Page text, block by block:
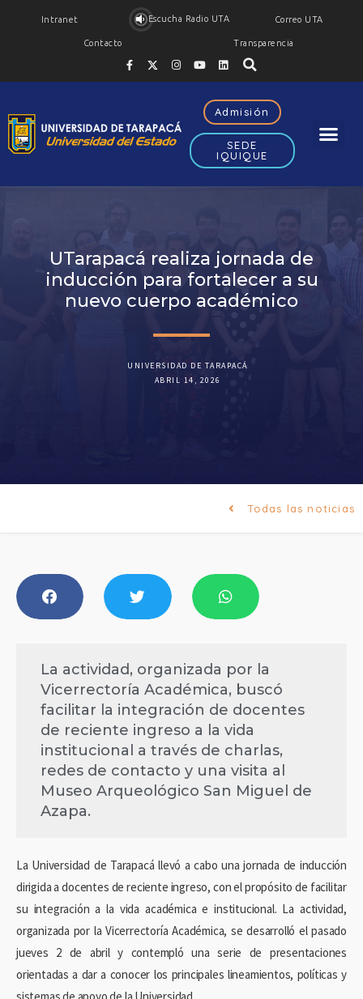
Intranet Escucha Radio UTA Correo UTA
Contacto Transparencia
Admisión
SEDE
IQUIQUE
UTarapacá realiza jornada de
inducción para fortalecer a su
nuevo cuerpo académico
UNIVERSIDAD DE TARAPACÁ
ABRIL 14, 2026
Todas las noticias
La actividad, organizada por la
Vicerrectoría Académica, buscó
facilitar la integración de docentes
de reciente ingreso a la vida
institucional a través de charlas,
redes de contacto y una visita al
Museo Arqueológico San Miguel de
Azapa.
La Universidad de Tarapacá llevó a cabo una jornada de inducción
dirigida a docentes de reciente ingreso, con el propósito de facilitar
su integración a la vida académica e institucional. La actividad,
organizada por la Vicerrectoría Académica, se desarrolló el pasado
jueves 2 de abril y contempló una serie de presentaciones
orientadas a dar a conocer los principales lineamientos, políticas y